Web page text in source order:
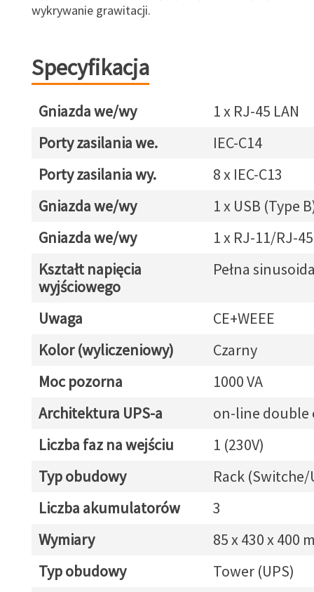
wykrywanie grawitacji.
Specyfikacja
Gniazda we/wy
1 x RJ-45 LAN
Porty zasilania we.
IEC-C14
Porty zasilania wy.
8 x IEC-C13
Gniazda we/wy
1 x USB (Type
Gniazda we/wy
1 x RJ-11/RJ-45
Kształt napięcia
wyjściowego
Pełna
Uwaga
CE+WEEE
Kolor (wyliczeniowy)
Czarny
Moc pozorna
1000 VA
Architektura UPS-a
on-line double
Liczba faz na wejściu
1 (230V)
Typ obudowy
Rack (Switche/
Liczba akumulatorów
3
Wymiary
85 x 430 x 400
Typ obudowy
Tower (UPS)